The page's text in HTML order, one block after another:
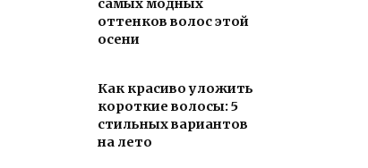
самых модных
оттенков волос этой
осени
Как красиво уложить
короткие волосы: 5
стильных вариантов
на лето